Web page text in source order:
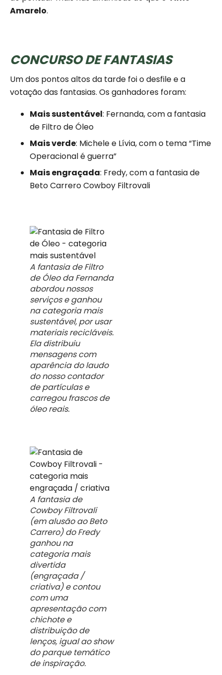
Amarelo.
CONCURSO DE FANTASIAS
Um dos pontos altos da tarde foi o desfile e a
votação das fantasias. Os ganhadores foram:
Mais sustentável: Fernanda, com a fantasia
de Filtro de Óleo
Mais verde: Michele e Lívia, com o tema “Time
Operacional é guerra”
Mais engraçada: Fredy, com a fantasia de
Beto Carrero Cowboy Filtrovali
A fantasia de Filtro
de Óleo da Fernanda
abordou nossos
serviços e ganhou
na categoria mais
sustentável, por usar
materiais recicláveis.
Ela distribuiu
mensagens com
aparência do laudo
do nosso contador
de partículas e
carregou frascos de
óleo reais.
A fantasia de
Cowboy Filtrovali
(em alusão ao Beto
Carrero) do Fredy
ganhou na
categoria mais
divertida
(engraçada /
criativa) e contou
com uma
apresentação com
chichote e
distribuição de
lenços, igual ao show
do parque temático
de inspiração.